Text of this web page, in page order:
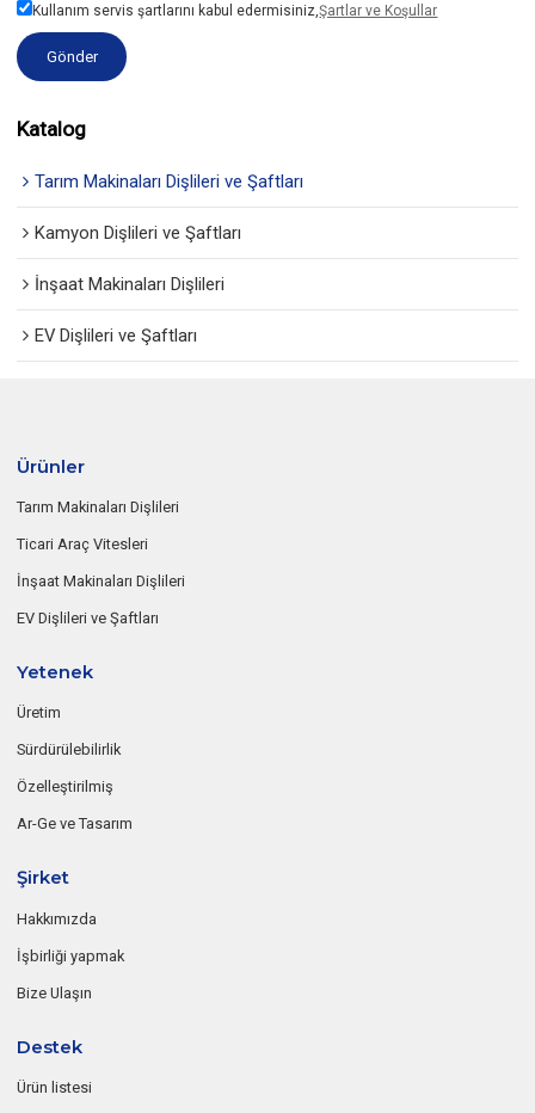
Kullanım servis şartlarını kabul edermisiniz,Şartlar ve Koşullar
Gönder
Katalog
Tarım Makinaları Dişlileri ve Şaftları
Kamyon Dişlileri ve Şaftları
İnşaat Makinaları Dişlileri
EV Dişlileri ve Şaftları
Ürünler
Tarım Makinaları Dişlileri
Ticari Araç Vitesleri
İnşaat Makinaları Dişlileri
EV Dişlileri ve Şaftları
Yetenek
Üretim
Sürdürülebilirlik
Özelleştirilmiş
Ar-Ge ve Tasarım
Şirket
Hakkımızda
İşbirliği yapmak
Bize Ulaşın
Destek
Ürün listesi